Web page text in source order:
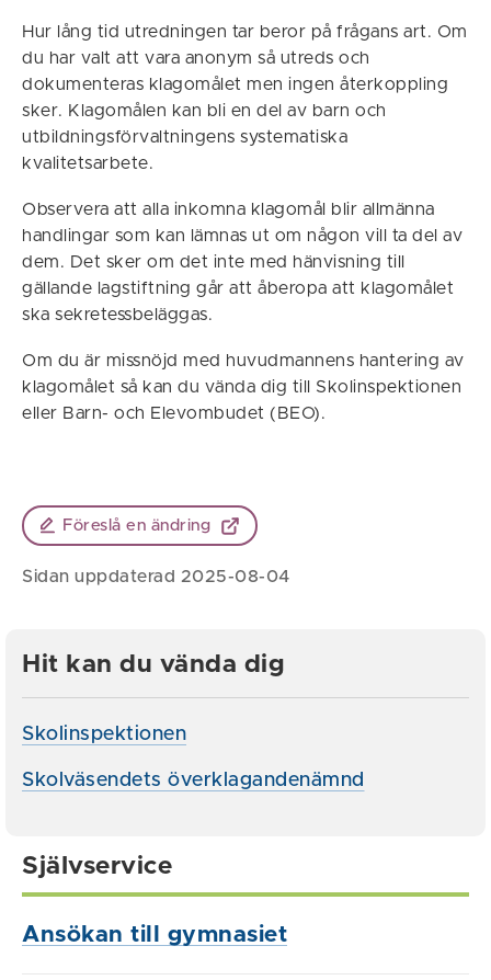
Hur lång tid utredningen tar beror på frågans art. Om
du har valt att vara anonym så utreds och
dokumenteras klagomålet men ingen återkoppling
sker. Klagomålen kan bli en del av barn och
utbildningsförvaltningens systematiska
kvalitetsarbete.
Observera att alla inkomna klagomål blir allmänna
handlingar som kan lämnas ut om någon vill ta del av
dem. Det sker om det inte med hänvisning till
gällande lagstiftning går att åberopa att klagomålet
ska sekretessbeläggas.
Om du är missnöjd med huvudmannens hantering av
klagomålet så kan du vända dig till Skolinspektionen
eller Barn- och Elevombudet (BEO).
Föreslå en ändring
Sidan uppdaterad 2025-08-04
Hit kan du vända dig
Skolinspektionen
Skolväsendets överklagandenämnd
Självservice
Ansökan till gymnasiet